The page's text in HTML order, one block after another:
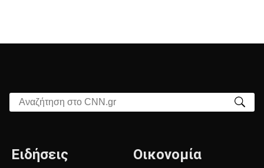
Αναζήτηση στο CNN.gr
Ειδήσεις Οικονομία